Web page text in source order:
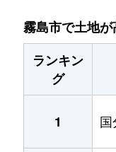
霧島市で土地が
ランキン
グ
1